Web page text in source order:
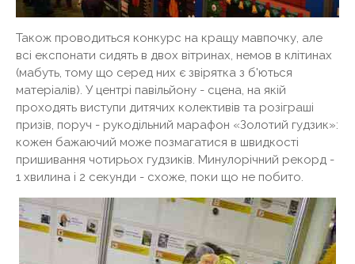
Також проводиться конкурс на кращу мавпочку, але
всі експонати сидять в двох вітринах, немов в клітинах
(мабуть, тому що серед них є звірятка з б'ються
матеріалів). У центрі павільйону - сцена, на якій
проходять виступи дитячих колективів та розіграші
призів, поруч - рукодільний марафон «Золотий гудзик»:
кожен бажаючий може позмагатися в швидкості
пришивання чотирьох гудзиків. Минулорічний рекорд -
1 хвилина і 2 секунди - схоже, поки що не побито.